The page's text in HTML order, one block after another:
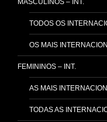
MASCULINOS – INT.
TODOS OS
OS MAIS
FEMININOS – INT.
AS MAIS
TODAS AS